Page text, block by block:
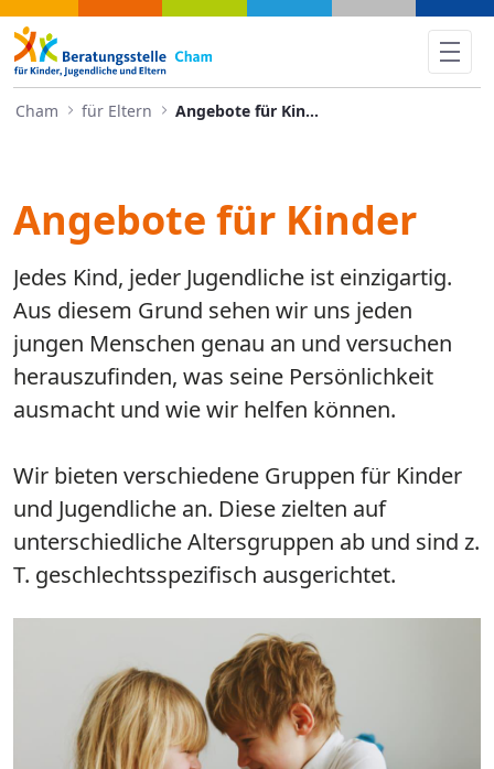
Angebote für Kinder - Cham
Cham für Eltern Angebote für Kinder
Angebote für Kinder
Jedes Kind, jeder Jugendliche ist einzigartig.
Aus diesem Grund sehen wir uns jeden
jungen Menschen genau an und versuchen
herauszufinden, was seine Persönlichkeit
ausmacht und wie wir helfen können.
Wir bieten verschiedene Gruppen für Kinder
und Jugendliche an. Diese zielten auf
unterschiedliche Altersgruppen ab und sind z.
T. geschlechtsspezifisch ausgerichtet.